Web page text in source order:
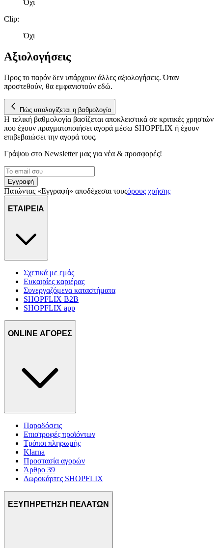
Όχι
Clip:
Όχι
Αξιολογήσεις
Προς το παρόν δεν υπάρχουν άλλες αξιολογήσεις. Όταν
προστεθούν, θα εμφανιστούν εδώ.
Πώς υπολογίζεται η βαθμολογία
Η τελική βαθμολογία βασίζεται αποκλειστικά σε κριτικές χρηστών
που έχουν πραγματοποιήσει αγορά μέσω SHOPFLIX ή έχουν
επιβεβαιώσει την αγορά τους.
Γράψου στο Νewsletter μας για νέα & προσφορές!
Εγγραφή
Πατώντας «Εγγραφή» αποδέχεσαι τουςόρους χρήσης
ΕΤΑΙΡΕΙΑ
Σχετικά με εμάς
Ευκαιρίες καριέρας
Συνεργαζόμενα καταστήματα
SHOPFLIX B2B
SHOPFLIX app
ONLINE ΑΓΟΡΕΣ
Παραδόσεις
Επιστροφές προϊόντων
Τρόποι πληρωμής
Klarna
Προστασία αγορών
Άρθρο 39
Δωροκάρτες SHOPFLIX
ΕΞΥΠΗΡΕΤΗΣΗ ΠΕΛΑΤΩΝ